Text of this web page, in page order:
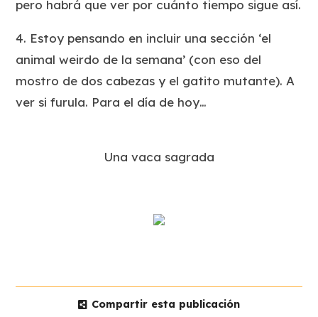
pero habrá que ver por cuánto tiempo sigue así.
4. Estoy pensando en incluir una sección ‘el
animal weirdo de la semana’ (con eso del
mostro de dos cabezas y el gatito mutante). A
ver si furula. Para el día de hoy…
Una vaca sagrada
Compartir esta publicación